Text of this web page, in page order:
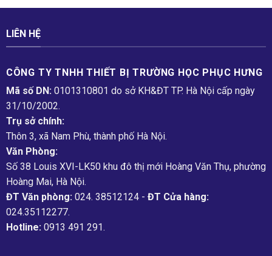
LIÊN HỆ
CÔNG TY TNHH THIẾT BỊ TRƯỜNG HỌC PHỤC H­ƯNG
Mã số DN: 0101310801 do sở KH&ĐT TP. Hà Nội cấp ngày
31/10/2002.
Trụ sở chính:
Thôn 3, xã Nam Phù, thành phố Hà Nội.
Văn Phòng:
Số 38 Louis XVI-LK50 khu đô thị mới Hoàng Văn Thụ, phường
Hoàng Mai, Hà Nội.
ĐT Văn phòng:024. 38512124 - ĐT Cửa hàng:
024.35112277.
Hotline:0913 491 291.